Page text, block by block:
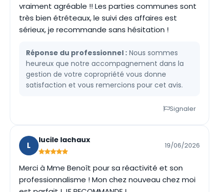
vraiment agréable !! Les parties communes sont
très bien étréteaux, le suivi des affaires est
sérieux, je recommande sans hésitation !
Réponse du professionnel : Nous sommes
heureux que notre accompagnement dans la
gestion de votre copropriété vous donne
satisfaction et vous remercions pour cet avis.
Signaler
L
lucile lachaux
19/06/2026
Merci à Mme Benoît pour sa réactivité et son
professionnalisme ! Mon chez nouveau chez moi